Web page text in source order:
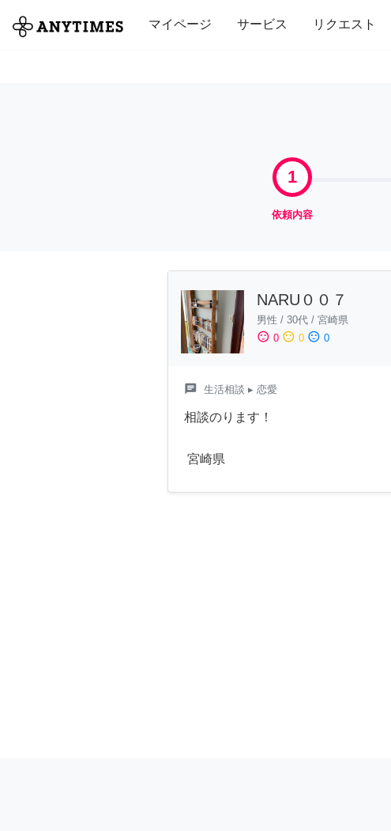
マイページ サービス リクエスト
全て 修理・組立 家事 引っ越し イ
1
依頼内容
NARU００７
男性 / 30代 / 宮崎県
sentiment_satisfied 0 sentiment_neutral 0 sentiment_dissatisfied 0
chat 生活相談 ▸ 恋愛
相談のります！
宮崎県